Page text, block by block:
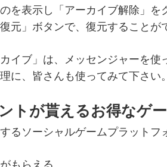
を表示し「アーカイブ解除」を
元」ボタンで、復元することが
イブ」は、メッセンジャーを
に、皆さんも使ってみて下さい。
トが貰えるお得なゲ
るソーシャルゲームプラット
もらえる